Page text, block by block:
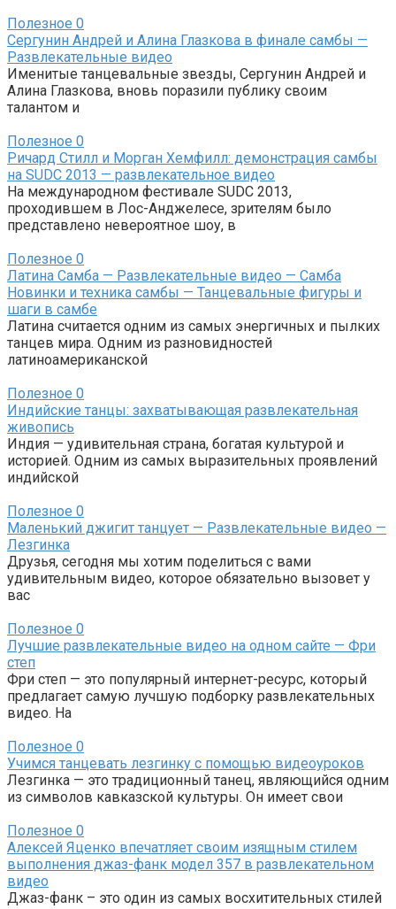
Полезное 0
Сергунин Андрей и Алина Глазкова в финале самбы —
Развлекательные видео
Именитые танцевальные звезды, Сергунин Андрей и
Алина Глазкова, вновь поразили публику своим
талантом и
Полезное 0
Ричард Стилл и Морган Хемфилл: демонстрация самбы
на SUDC 2013 — развлекательное видео
На международном фестивале SUDC 2013,
проходившем в Лос-Анджелесе, зрителям было
представлено невероятное шоу, в
Полезное 0
Латина Самба — Развлекательные видео — Самба
Новинки и техника самбы — Танцевальные фигуры и
шаги в самбе
Латина считается одним из самых энергичных и пылких
танцев мира. Одним из разновидностей
латиноамериканской
Полезное 0
Индийские танцы: захватывающая развлекательная
живопись
Индия — удивительная страна, богатая культурой и
историей. Одним из самых выразительных проявлений
индийской
Полезное 0
Маленький джигит танцует — Развлекательные видео —
Лезгинка
Друзья, сегодня мы хотим поделиться с вами
удивительным видео, которое обязательно вызовет у
вас
Полезное 0
Лучшие развлекательные видео на одном сайте — Фри
степ
Фри степ — это популярный интернет-ресурс, который
предлагает самую лучшую подборку развлекательных
видео. На
Полезное 0
Учимся танцевать лезгинку с помощью видеоуроков
Лезгинка — это традиционный танец, являющийся одним
из символов кавказской культуры. Он имеет свои
Полезное 0
Алексей Яценко впечатляет своим изящным стилем
выполнения джаз-фанк модел 357 в развлекательном
видео
Джаз-фанк – это один из самых восхитительных стилей